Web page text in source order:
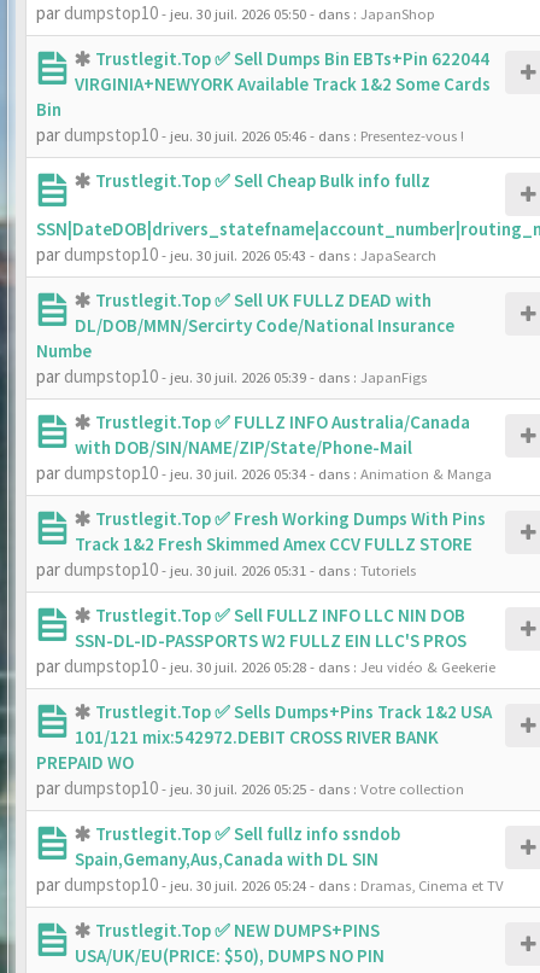
par dumpstop10- jeu. 30 juil. 2026 05:50- dans : JapanShop
Trustlegit.Top ✅ Sell Dumps Bin EBTs+Pin 622044
VIRGINIA+NEWYORK Available Track 1&2 Some Cards
Bin
par dumpstop10- jeu. 30 juil. 2026 05:46- dans : Presentez-vous !
Trustlegit.Top ✅ Sell Cheap Bulk info fullz
par dumpstop10- jeu. 30 juil. 2026 05:43 - dans : JapaSearch
Trustlegit.Top ✅ Sell UK FULLZ DEAD with
DL/DOB/MMN/Sercirty Code/National Insurance
Numbe
par dumpstop10- jeu. 30 juil. 2026 05:39- dans : JapanFigs
Trustlegit.Top ✅ FULLZ INFO Australia/Canada
with DOB/SIN/NAME/ZIP/State/Phone-Mail
par dumpstop10- jeu. 30 juil. 2026 05:34- dans : Animation & Manga
Trustlegit.Top ✅ Fresh Working Dumps With Pins
Track 1&2 Fresh Skimmed Amex CCV FULLZ STORE
par dumpstop10- jeu. 30 juil. 2026 05:31 - dans : Tutoriels
Trustlegit.Top ✅ Sell FULLZ INFO LLC NIN DOB
SSN-DL-ID-PASSPORTS W2 FULLZ EIN LLC'S PROS
par dumpstop10- jeu. 30 juil. 2026 05:28- dans : Jeu vidéo & Geekerie
Trustlegit.Top ✅ Sells Dumps+Pins Track 1&2 USA
101/121 mix:542972.DEBIT CROSS RIVER BANK
PREPAID WO
par dumpstop10- jeu. 30 juil. 2026 05:25- dans : Votre collection
Trustlegit.Top ✅ Sell fullz info ssndob
Spain,Gemany,Aus,Canada with DL SIN
par dumpstop10- jeu. 30 juil. 2026 05:24- dans : Dramas, Cinema et TV
Trustlegit.Top ✅ NEW DUMPS+PINS
USA/UK/EU(PRICE: $50), DUMPS NO PIN